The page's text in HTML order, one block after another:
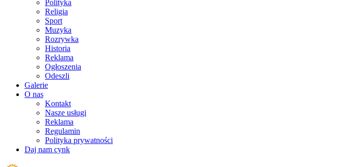
Polityka
Religia
Sport
Muzyka
Rozrywka
Historia
Reklama
Ogłoszenia
Odeszli
Galerie
O nas
Kontakt
Nasze usługi
Reklama
Regulamin
Polityka prywatności
Daj nam cynk